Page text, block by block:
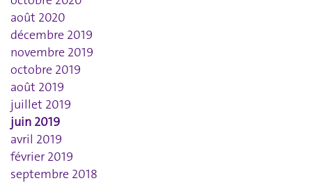
août 2020
décembre 2019
novembre 2019
octobre 2019
août 2019
juillet 2019
juin 2019
avril 2019
février 2019
septembre 2018